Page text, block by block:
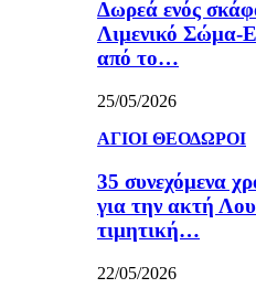
Δωρεά ενός
Λιμενικό Σώμα-
από το…
25/05/2026
ΑΓΙΟΙ ΘΕΟΔΩΡΟΙ
35 συνεχόμενα
για την ακτή
τιμητική…
22/05/2026